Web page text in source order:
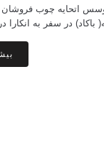
اتحایه چوب